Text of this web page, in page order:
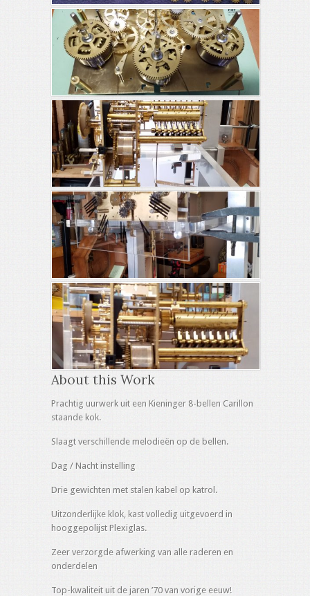
About this Work
Prachtig uurwerk uit een Kieninger 8-bellen Carillon
staande kok.
Slaagt verschillende melodieën op de bellen.
Dag / Nacht instelling
Drie gewichten met stalen kabel op katrol.
Uitzonderlijke klok, kast volledig uitgevoerd in
hooggepolijst Plexiglas.
Zeer verzorgde afwerking van alle raderen en
onderdelen
Top-kwaliteit uit de jaren ’70 van vorige eeuw!